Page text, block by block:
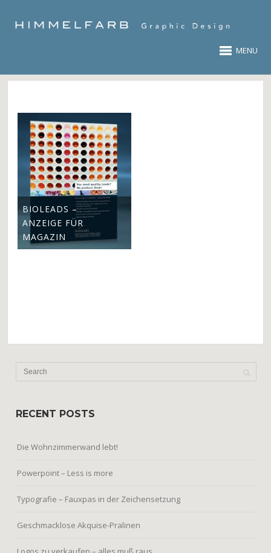
MENU
BIOLEADS –
ANZEIGE FÜR
MAGAZIN
RECENT POSTS
Die Wohnzimmerwand lebt!
Powerpoint – Less is more
Typografie – Fauxpas in der Zeichensetzung
Geschmacklose Akquise-Pralinen